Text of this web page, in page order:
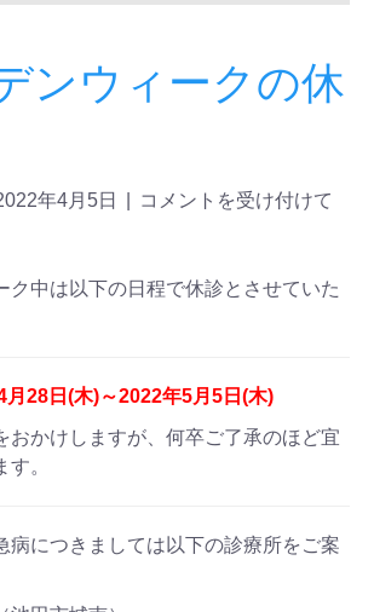
ンウィークの休
年4月5日
コメントを受け付けて
ク中は以下の日程で休診とさせていた
28日(木)～2022年5月5日(木)
おかけしますが、何卒ご了承のほど宜
。
病につきましては以下の診療所をご案